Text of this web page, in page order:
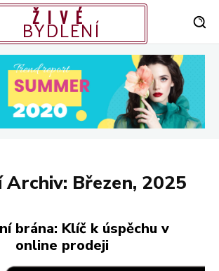
ŽIVÉ
BYDLENÍ
Archiv: Březen, 2025
brána: Klíč k úspěchu v
online prodeji